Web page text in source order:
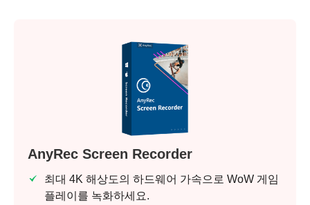
AnyRec Screen Recorder
최대 4K 해상도의 하드웨어 가속으로 WoW 게임
플레이를 녹화하세요.